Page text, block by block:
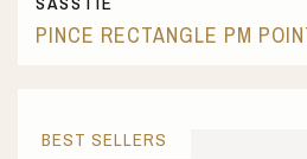
PINCE RECTANGLE PM
BEST SELLERS